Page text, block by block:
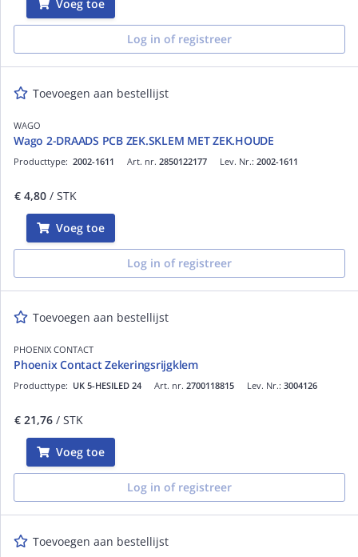
Voeg toe
Log in of registreer
Toevoegen aan bestellijst
WAGO
Wago 2-DRAADS PCB ZEK.SKLEM MET ZEK.HOUDE
Art. nr. 2850122177
Producttype: 2002-1611 Lev. Nr.: 2002-1611
€ 4,80 / STK
Voeg toe
Log in of registreer
Toevoegen aan bestellijst
PHOENIX CONTACT
Phoenix Contact Zekeringsrijgklem
Art. nr. 2700118815
Producttype: UK 5-HESILED 24 Lev. Nr.: 3004126
€ 21,76 / STK
Voeg toe
Log in of registreer
Toevoegen aan bestellijst